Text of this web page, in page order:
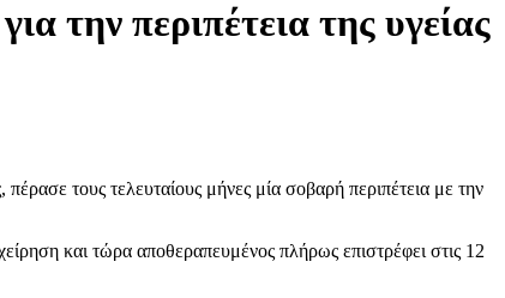
την περιπέτεια της υγείας
τους τελευταίους μήνες μία σοβαρή περιπέτεια με την
και τώρα αποθεραπευμένος πλήρως επιστρέφει στις 12